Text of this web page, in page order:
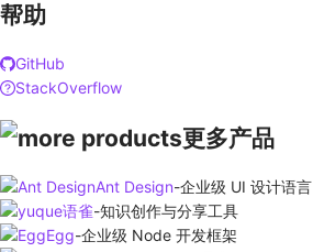
帮助
GitHub
StackOverflow
更多产品
Ant Design-企业级 UI 设计语言
语雀-知识创作与分享工具
Egg-企业级 Node 开发框架